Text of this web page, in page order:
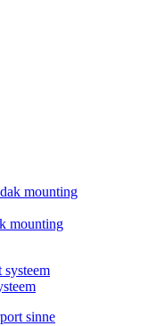
mounting